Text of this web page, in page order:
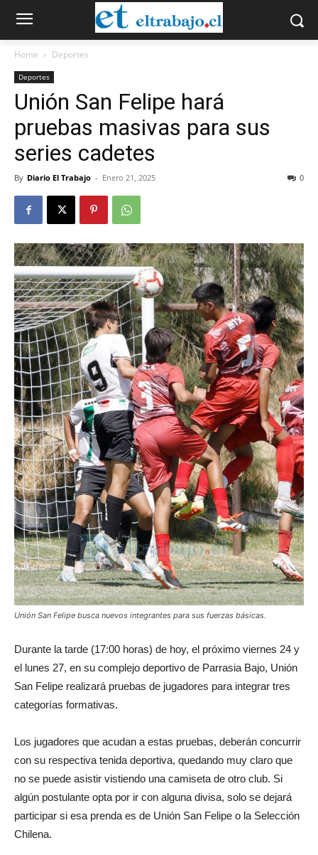
Home Deportes
Deportes
Unión San Felipe hará
pruebas masivas para sus
series cadetes
By Diario El Trabajo - Enero 21, 2025 0
Unión San Felipe busca nuevos integrantes para sus fuerzas básicas.
Durante la tarde (17:00 horas) de hoy, el próximo viernes 24 y
el lunes 27, en su complejo deportivo de Parrasia Bajo, Unión
San Felipe realizará pruebas de jugadores para integrar tres
categorías formativas.
Los jugadores que acudan a estas pruebas, deberán concurrir
con su respectiva tenida deportiva, quedando muy claro que
no se puede asistir vistiendo una camiseta de otro club. Si
algún postulante opta por ir con alguna divisa, solo se dejará
participar si esa prenda es de Unión San Felipe o la Selección
Chilena.